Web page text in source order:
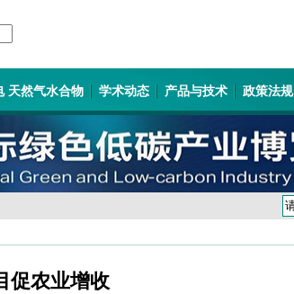
天然气水合物 学术动态 产品与技术 政策法规
促农业增收